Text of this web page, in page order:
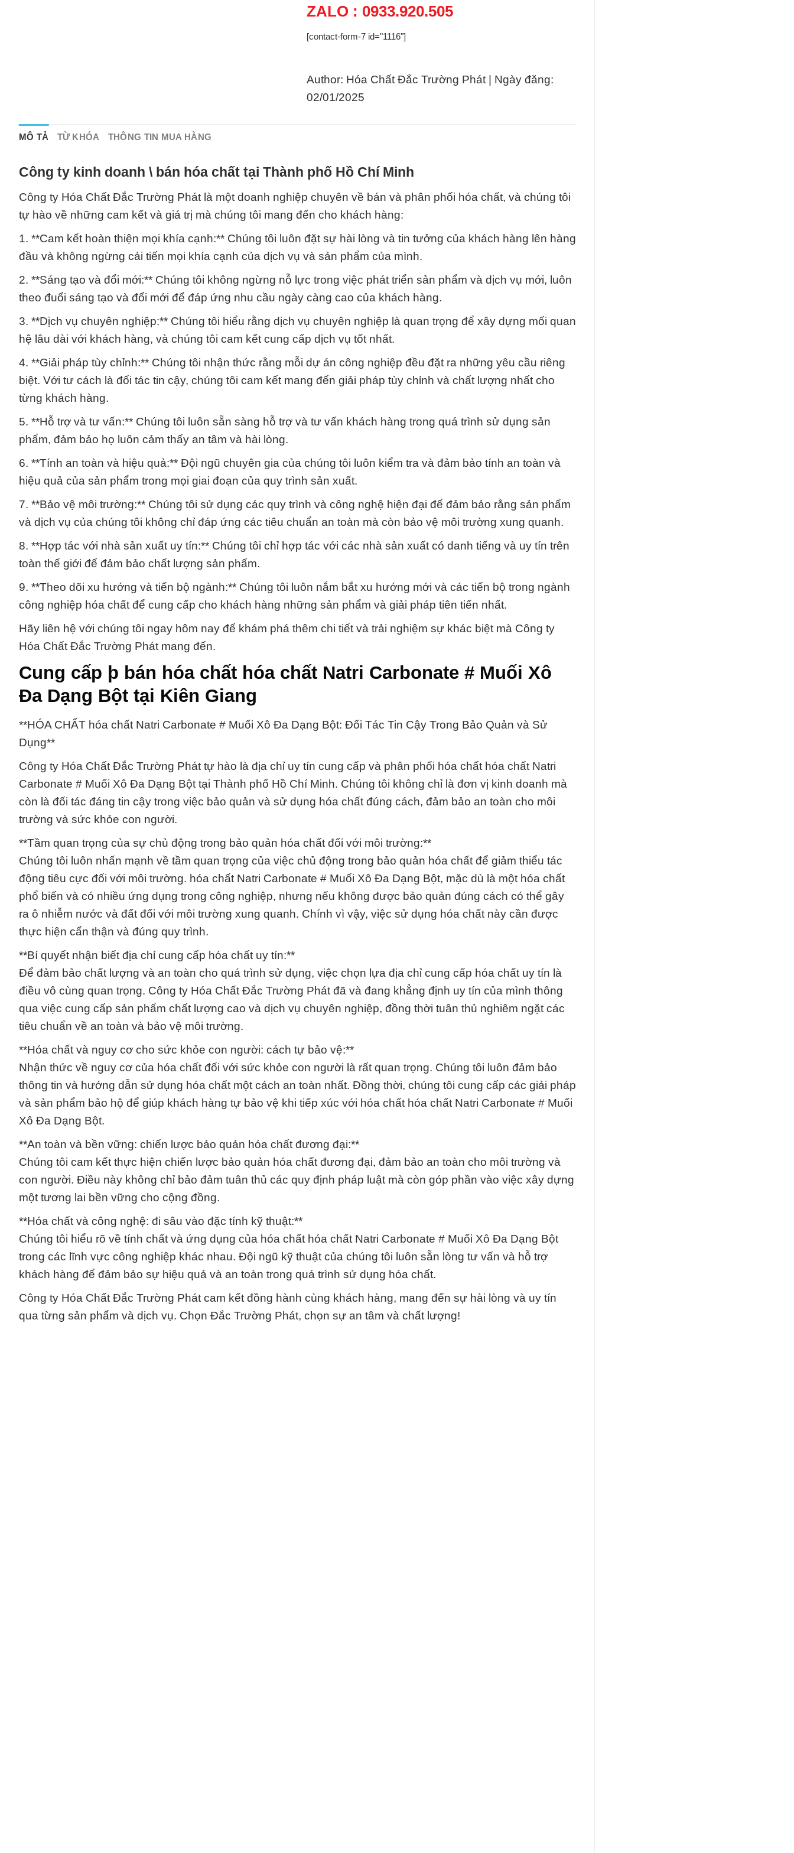
ZALO : 0933.920.505
[contact-form-7 id="1116"]
Author: Hóa Chất Đắc Trường Phát | Ngày đăng:
02/01/2025
MÔ TẢ TỪ KHÓA THÔNG TIN MUA HÀNG
Công ty kinh doanh \ bán hóa chất tại Thành phố Hồ Chí Minh
Công ty Hóa Chất Đắc Trường Phát là một doanh nghiệp chuyên về bán và phân phối hóa chất, và chúng tôi
tự hào về những cam kết và giá trị mà chúng tôi mang đến cho khách hàng:
1. **Cam kết hoàn thiện mọi khía cạnh:** Chúng tôi luôn đặt sự hài lòng và tin tưởng của khách hàng lên hàng
đầu và không ngừng cải tiến mọi khía cạnh của dịch vụ và sản phẩm của mình.
2. **Sáng tạo và đổi mới:** Chúng tôi không ngừng nỗ lực trong việc phát triển sản phẩm và dịch vụ mới, luôn
theo đuổi sáng tạo và đổi mới để đáp ứng nhu cầu ngày càng cao của khách hàng.
3. **Dịch vụ chuyên nghiệp:** Chúng tôi hiểu rằng dịch vụ chuyên nghiệp là quan trọng để xây dựng mối quan
hệ lâu dài với khách hàng, và chúng tôi cam kết cung cấp dịch vụ tốt nhất.
4. **Giải pháp tùy chỉnh:** Chúng tôi nhận thức rằng mỗi dự án công nghiệp đều đặt ra những yêu cầu riêng
biệt. Với tư cách là đối tác tin cậy, chúng tôi cam kết mang đến giải pháp tùy chỉnh và chất lượng nhất cho
từng khách hàng.
5. **Hỗ trợ và tư vấn:** Chúng tôi luôn sẵn sàng hỗ trợ và tư vấn khách hàng trong quá trình sử dụng sản
phẩm, đảm bảo họ luôn cảm thấy an tâm và hài lòng.
6. **Tính an toàn và hiệu quả:** Đội ngũ chuyên gia của chúng tôi luôn kiểm tra và đảm bảo tính an toàn và
hiệu quả của sản phẩm trong mọi giai đoạn của quy trình sản xuất.
7. **Bảo vệ môi trường:** Chúng tôi sử dụng các quy trình và công nghệ hiện đại để đảm bảo rằng sản phẩm
và dịch vụ của chúng tôi không chỉ đáp ứng các tiêu chuẩn an toàn mà còn bảo vệ môi trường xung quanh.
8. **Hợp tác với nhà sản xuất uy tín:** Chúng tôi chỉ hợp tác với các nhà sản xuất có danh tiếng và uy tín trên
toàn thế giới để đảm bảo chất lượng sản phẩm.
9. **Theo dõi xu hướng và tiến bộ ngành:** Chúng tôi luôn nắm bắt xu hướng mới và các tiến bộ trong ngành
công nghiệp hóa chất để cung cấp cho khách hàng những sản phẩm và giải pháp tiên tiến nhất.
Hãy liên hệ với chúng tôi ngay hôm nay để khám phá thêm chi tiết và trải nghiệm sự khác biệt mà Công ty
Hóa Chất Đắc Trường Phát mang đến.
Cung cấp þ bán hóa chất hóa chất Natri Carbonate # Muối Xô
Đa Dạng Bột tại Kiên Giang
**HÓA CHẤT hóa chất Natri Carbonate # Muối Xô Đa Dạng Bột: Đối Tác Tin Cậy Trong Bảo Quản và Sử
Dụng**
Công ty Hóa Chất Đắc Trường Phát tự hào là địa chỉ uy tín cung cấp và phân phối hóa chất hóa chất Natri
Carbonate # Muối Xô Đa Dạng Bột tại Thành phố Hồ Chí Minh. Chúng tôi không chỉ là đơn vị kinh doanh mà
còn là đối tác đáng tin cậy trong việc bảo quản và sử dụng hóa chất đúng cách, đảm bảo an toàn cho môi
trường và sức khỏe con người.
**Tầm quan trọng của sự chủ động trong bảo quản hóa chất đối với môi trường:**
Chúng tôi luôn nhấn mạnh về tầm quan trọng của việc chủ động trong bảo quản hóa chất để giảm thiểu tác
động tiêu cực đối với môi trường. hóa chất Natri Carbonate # Muối Xô Đa Dạng Bột, mặc dù là một hóa chất
phổ biến và có nhiều ứng dụng trong công nghiệp, nhưng nếu không được bảo quản đúng cách có thể gây
ra ô nhiễm nước và đất đối với môi trường xung quanh. Chính vì vậy, việc sử dụng hóa chất này cần được
thực hiện cẩn thận và đúng quy trình.
**Bí quyết nhận biết địa chỉ cung cấp hóa chất uy tín:**
Để đảm bảo chất lượng và an toàn cho quá trình sử dụng, việc chọn lựa địa chỉ cung cấp hóa chất uy tín là
điều vô cùng quan trọng. Công ty Hóa Chất Đắc Trường Phát đã và đang khẳng định uy tín của mình thông
qua việc cung cấp sản phẩm chất lượng cao và dịch vụ chuyên nghiệp, đồng thời tuân thủ nghiêm ngặt các
tiêu chuẩn về an toàn và bảo vệ môi trường.
**Hóa chất và nguy cơ cho sức khỏe con người: cách tự bảo vệ:**
Nhận thức về nguy cơ của hóa chất đối với sức khỏe con người là rất quan trọng. Chúng tôi luôn đảm bảo
thông tin và hướng dẫn sử dụng hóa chất một cách an toàn nhất. Đồng thời, chúng tôi cung cấp các giải pháp
và sản phẩm bảo hộ để giúp khách hàng tự bảo vệ khi tiếp xúc với hóa chất hóa chất Natri Carbonate # Muối
Xô Đa Dạng Bột.
**An toàn và bền vững: chiến lược bảo quản hóa chất đương đại:**
Chúng tôi cam kết thực hiện chiến lược bảo quản hóa chất đương đại, đảm bảo an toàn cho môi trường và
con người. Điều này không chỉ bảo đảm tuân thủ các quy định pháp luật mà còn góp phần vào việc xây dựng
một tương lai bền vững cho cộng đồng.
**Hóa chất và công nghệ: đi sâu vào đặc tính kỹ thuật:**
Chúng tôi hiểu rõ về tính chất và ứng dụng của hóa chất hóa chất Natri Carbonate # Muối Xô Đa Dạng Bột
trong các lĩnh vực công nghiệp khác nhau. Đội ngũ kỹ thuật của chúng tôi luôn sẵn lòng tư vấn và hỗ trợ
khách hàng để đảm bảo sự hiệu quả và an toàn trong quá trình sử dụng hóa chất.
Công ty Hóa Chất Đắc Trường Phát cam kết đồng hành cùng khách hàng, mang đến sự hài lòng và uy tín
qua từng sản phẩm và dịch vụ. Chọn Đắc Trường Phát, chọn sự an tâm và chất lượng!